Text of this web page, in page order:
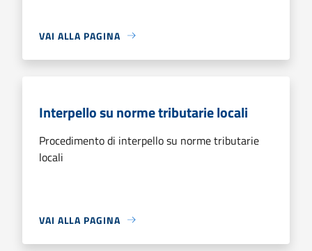
VAI ALLA PAGINA
Interpello su norme tributarie locali
Procedimento di interpello su norme tributarie
locali
VAI ALLA PAGINA